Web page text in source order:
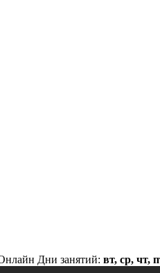
Дни занятий: вт, ср, чт,